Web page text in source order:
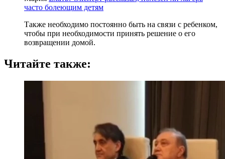
часто болеющим детям
Также необходимо постоянно быть на связи с ребенком,
чтобы при необходимости принять решение о его
возвращении домой.
Читайте также: